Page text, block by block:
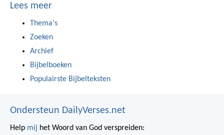
Lees meer
Thema's
Zoeken
Archief
Bijbelboeken
Populairste Bijbelteksten
Ondersteun DailyVerses.net
Help mij het Woord van God verspreiden: